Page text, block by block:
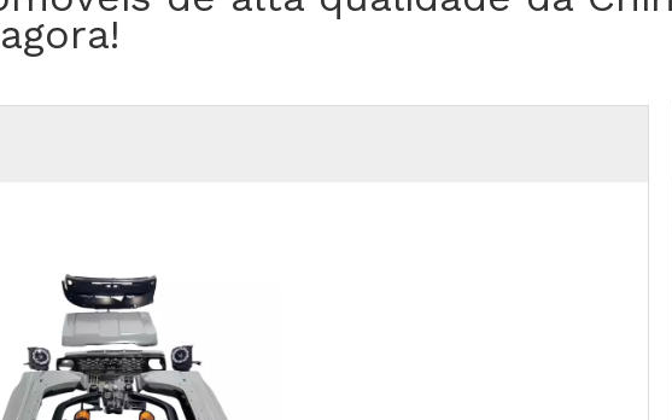
ISUZU
GWM